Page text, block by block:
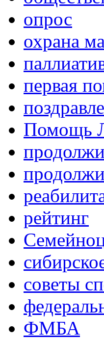
опрос
охрана
первая
Помощь
рейтинг
советы
ФМБА